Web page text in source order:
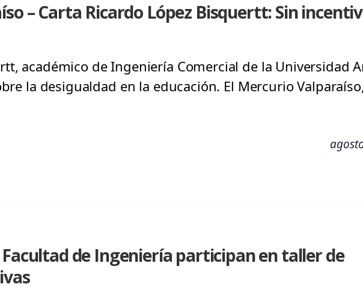
– Carta Ricardo López Bisquertt: Sin
académico de Ingeniería Comercial de la Universidad
la desigualdad en la educación. El Mercurio
de Ingeniería participan en taller de